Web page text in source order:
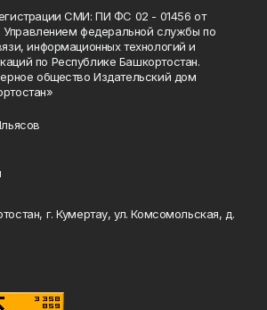
СМИ: ПИ ФС 02 - 01456 от
Управлением федеральной службы по
информационных технологий и
по Республике Башкортостан.
общество Издательский дом
г. Кумертау, ул. Комсомольская, д.